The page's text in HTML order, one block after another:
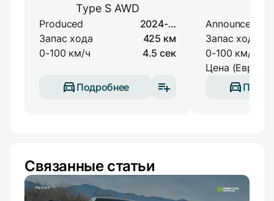
Type S AWD
Produced
2024-…
Запас хода
425 км
0-100 км/ч
4.5 сек
Подробнее
Announced
Запас хода
0-100 км/ч
Цена (Европа)
Связанные статьи